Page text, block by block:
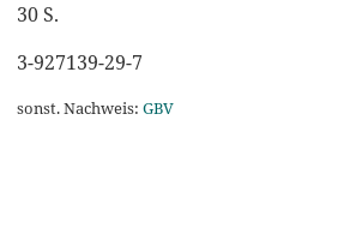
30 S.
3-927139-29-7
sonst. Nachweis: GBV